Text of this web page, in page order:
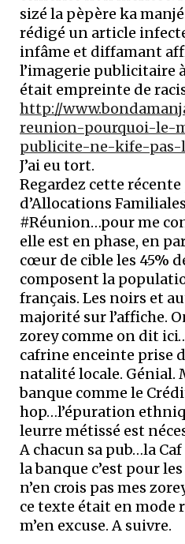
sizé la pèpère ka
rédigé un article
infâme et diffamant
l’imagerie publicitaire
était empreinte de
http://
reunion-pourquoi-le-
publicite-ne-kife-pas-
J’ai eu tort.
Regardez cette
d’Allocations
#Réunion…pour me
elle est en phase, en
cœur de cible les 45%
composent la
français. Les noirs et
majorité sur l’affiche.
zorey comme on dit
cafrine enceinte prise
natalité locale. Génial.
banque comme le
hop…l’épuration
leurre métissé est
A chacun sa pub…la
la banque c’est pour
n’en crois pas mes
ce texte était en mode
m’en excuse. A suivre.